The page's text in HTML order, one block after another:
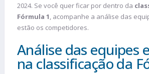
2024. Se você quer ficar por dentro da
Fórmula 1, acompanhe a análise das
estão os competidores.
Análise das equipes
na classificação da